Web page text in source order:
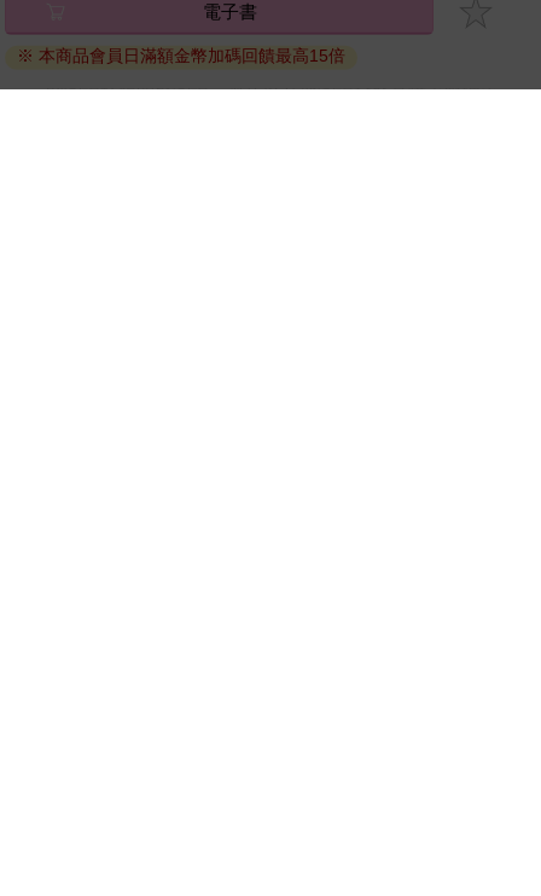
因版權保護，您在金石堂所購買的電子書僅能以金石堂專屬
的閱讀軟體開啟閱讀，無法以其他閱讀器或直接下載檔案。
電子書
※ 本商品會員日滿額金幣加碼回饋最高15倍